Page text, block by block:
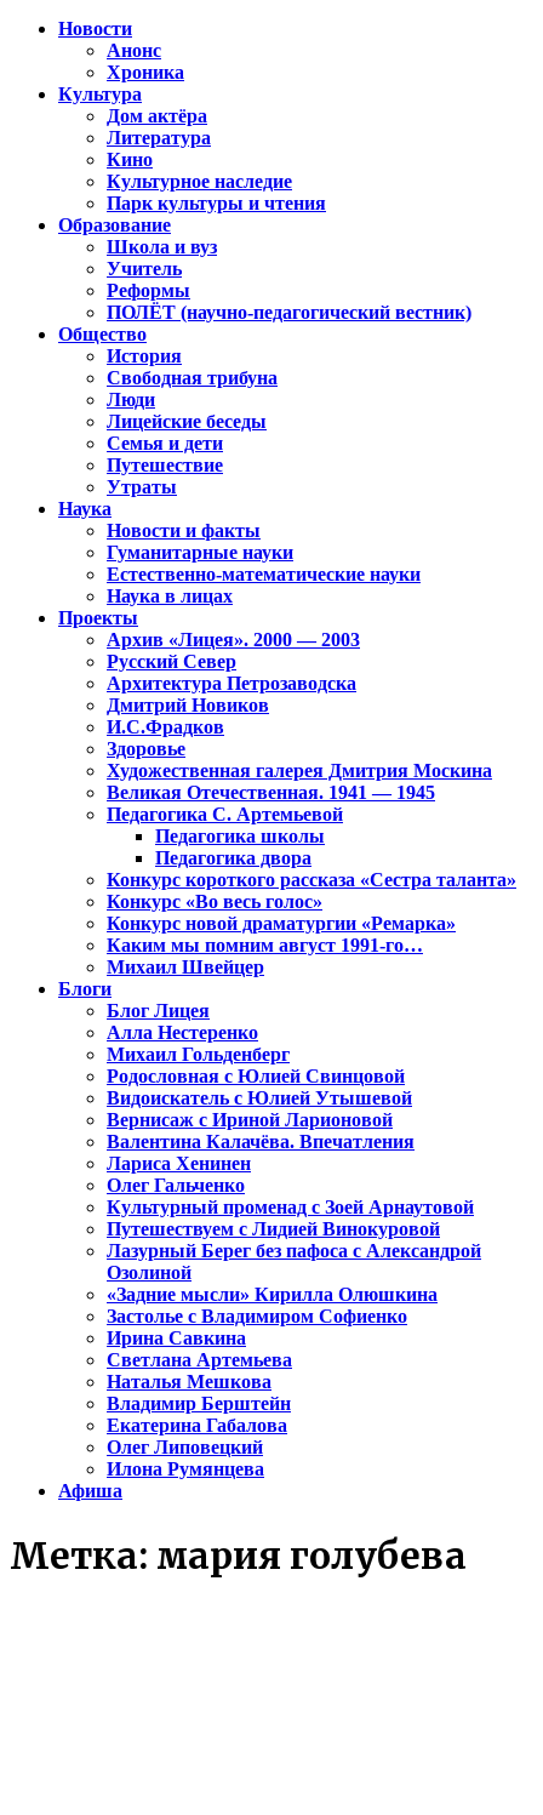
Новости
Анонс
Хроника
Культура
Дом актёра
Литература
Кино
Культурное наследие
Парк культуры и чтения
Образование
Школа и вуз
Учитель
Реформы
ПОЛЁТ (научно-педагогический вестник)
Общество
История
Свободная трибуна
Люди
Лицейские беседы
Семья и дети
Путешествие
Утраты
Наука
Новости и факты
Гуманитарные науки
Естественно-математические науки
Наука в лицах
Проекты
Архив «Лицея». 2000 — 2003
Русский Север
Архитектура Петрозаводска
Дмитрий Новиков
И.С.Фрадков
Здоровье
Художественная галерея Дмитрия Москина
Великая Отечественная. 1941 — 1945
Педагогика С. Артемьевой
Педагогика школы
Педагогика двора
Конкурс короткого рассказа «Сестра таланта»
Конкурс «Во весь голос»
Конкурс новой драматургии «Ремарка»
Каким мы помним август 1991-го…
Михаил Швейцер
Блоги
Блог Лицея
Алла Нестеренко
Михаил Гольденберг
Родословная с Юлией Свинцовой
Видоискатель с Юлией Утышевой
Вернисаж с Ириной Ларионовой
Валентина Калачёва. Впечатления
Лариса Хенинен
Олег Гальченко
Культурный променад с Зоей Арнаутовой
Путешествуем с Лидией Винокуровой
Лазурный Берег без пафоса с Александрой
Озолиной
«Задние мысли» Кирилла Олюшкина
Застолье с Владимиром Софиенко
Ирина Савкина
Светлана Артемьева
Наталья Мешкова
Владимир Берштейн
Екатерина Габалова
Олег Липовецкий
Илона Румянцева
Афиша
Метка: мария голубева